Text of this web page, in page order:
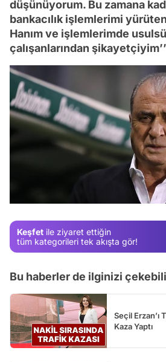
düşünüyorum. Bu zamana
bankacılık işlemlerimi
Hanım ve işlemlerimde
çalışanlarından şikayetçiyim’’
Keşfet ile ziyaret ettiğin
tüm kategorileri tek akışta gör!
Bu haberler de ilginizi
Seçil Erzan’ı
Kaza Yaptı